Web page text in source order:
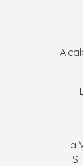
L. a